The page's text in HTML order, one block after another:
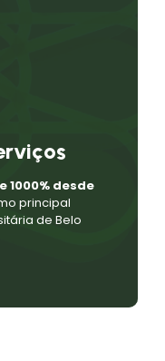
1000% desde
principal
de Belo